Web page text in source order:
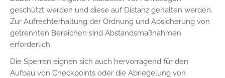
geschützt werden und diese auf Distanz gehalten werden.
Zur Aufrechterhaltung der Ordnung und Absicherung von
getrennten Bereichen sind Abstandsmaßnahmen
erforderlich.
Die Sperren eignen sich auch hervorragend für den
Aufbau von Checkpoints oder die Abriegelung von
Anbieter:
friedrich-hippe.de
Zweck:
Speichert die Cookie-Einstellungen.
Cookie Laufzeit:
1 Jahr